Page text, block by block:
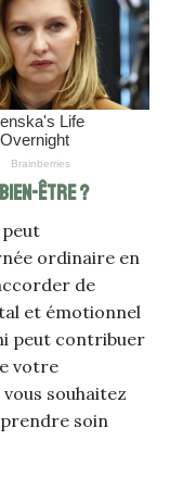
être ?
ordinaire en
de
et émotionnel
peut contribuer
votre
souhaitez
soin